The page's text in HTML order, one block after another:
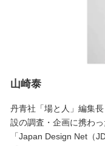
山崎泰
丹青社「場と人」編集
設の調査・企画に携わ
「Japan Design Net（